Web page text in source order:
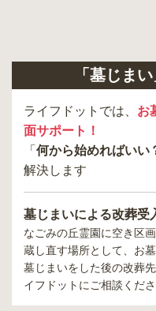
「墓じま
ライフドットでは、 お
面サポート！
「 何から始めればいい
解決します
墓じまいによる改葬受
なごみの丘霊園に空き区
蔵し直す場所として、お
墓じまいをした後の改葬
イフドットにご相談くださ